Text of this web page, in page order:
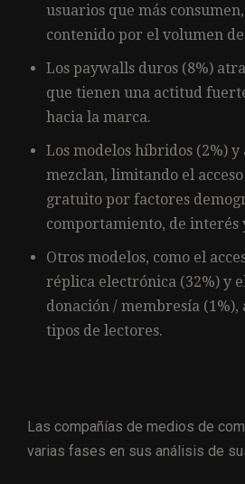
usuarios que más
contenido por el volumen
Los paywalls duros (8%)
que tienen una actitud
hacia la marca.
Los modelos híbridos (2%) y
mezclan, limitando el
gratuito por factores
comportamiento, de interés
Otros modelos, como el
réplica electrónica (32%) y
donación / membresía
tipos de lectores.
Las compañías de medios de
varias fases en sus análisis de